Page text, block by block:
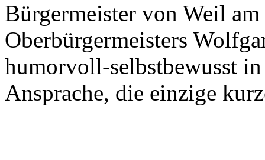
Bürgermeister von Weil
Oberbürgermeisters
humorvoll-selbstbewusst
Ansprache, die einzige